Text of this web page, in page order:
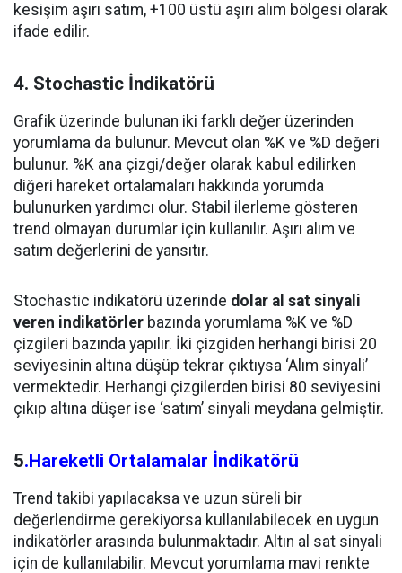
kesişim aşırı satım, +100 üstü aşırı alım bölgesi olarak
ifade edilir.
4. Stochastic İndikatörü
Grafik üzerinde bulunan iki farklı değer üzerinden
yorumlama da bulunur. Mevcut olan %K ve %D değeri
bulunur. %K ana çizgi/değer olarak kabul edilirken
diğeri hareket ortalamaları hakkında yorumda
bulunurken yardımcı olur. Stabil ilerleme gösteren
trend olmayan durumlar için kullanılır. Aşırı alım ve
satım değerlerini de yansıtır.
Stochastic indikatörü üzerinde dolar al sat sinyali
veren indikatörler bazında yorumlama %K ve %D
çizgileri bazında yapılır. İki çizgiden herhangi birisi 20
seviyesinin altına düşüp tekrar çıktıysa ‘Alım sinyali’
vermektedir. Herhangi çizgilerden birisi 80 seviyesini
çıkıp altına düşer ise ‘satım’ sinyali meydana gelmiştir.
5.Hareketli Ortalamalar İndikatörü
Trend takibi yapılacaksa ve uzun süreli bir
değerlendirme gerekiyorsa kullanılabilecek en uygun
indikatörler arasında bulunmaktadır. Altın al sat sinyali
için de kullanılabilir. Mevcut yorumlama mavi renkte